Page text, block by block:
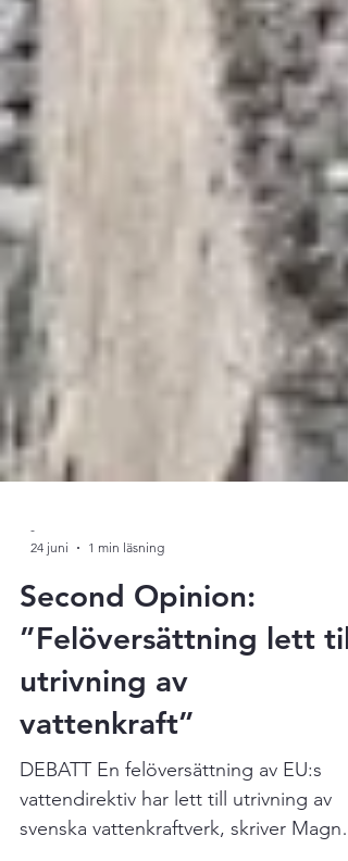
-
24 juni
1 min läsning
Second Opinion:
”Felöversättning lett till
utrivning av
vattenkraft”